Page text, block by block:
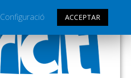
Configuració ACCEPTAR